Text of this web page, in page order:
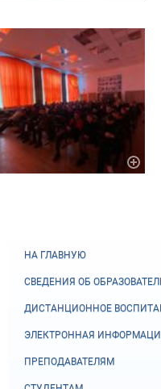
НА ГЛАВНУЮ
СВЕДЕНИЯ ОБ
ДИСТАНЦИОННОЕ
ЭЛЕКТРОННАЯ
ПРЕПОДАВАТЕЛЯМ